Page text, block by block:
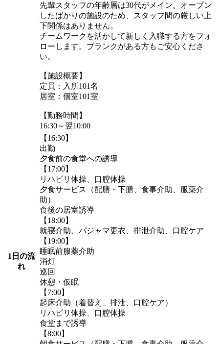
先輩スタッフの年齢層は30代がメイン。オープン
したばかりの施設のため、スタッフ間の厳しい上
下関係はありません。
チームワークを活かして新しく入職する方をフォ
ローします。ブランクがある方もご安心くださ
い。
【施設概要】
定員：入所101名
居室：個室101室
【勤務時間】
16:30～翌10:00
1日の流
れ
【16:30】
出勤
夕食前の食堂への誘導
【17:00】
リハビリ体操、口腔体操
夕食サービス（配膳・下膳、食事介助、服薬介
助）
食後の居室誘導
【18:00】
就寝介助、パジャマ更衣、排泄介助、口腔ケア
【19:00】
睡眠前服薬介助
消灯
巡回
休憩・仮眠
【7:00】
起床介助（着替え、排泄、口腔ケア）
リハビリ体操、口腔体操
食堂まで誘導
【8:00】